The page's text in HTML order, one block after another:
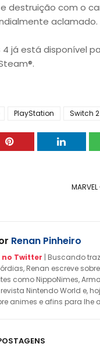
destruição com o
aclamado.
4 já está
PlayStation Switch 2
Renan Pinheiro
Twitter | Buscando
Renan escreve
como NippoNimes,
Nintendo World e,
animes e afins para lhe